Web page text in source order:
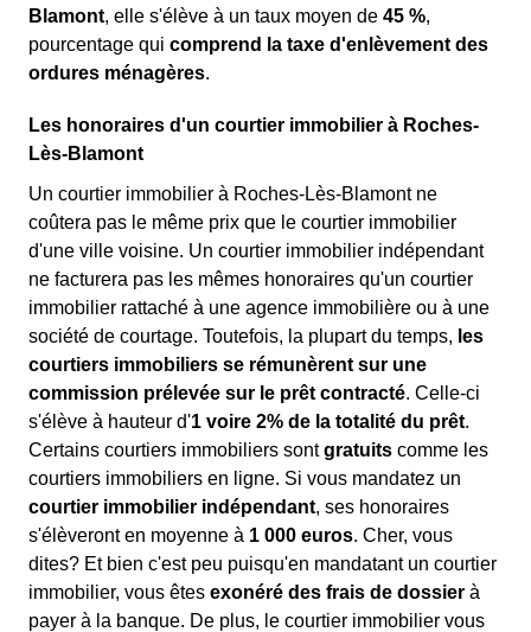
Blamont, elle s'élève à un taux moyen de 45 %,
pourcentage qui comprend la taxe d'enlèvement des
ordures ménagères.
Les honoraires d'un courtier immobilier à Roches-
Lès-Blamont
Un courtier immobilier à Roches-Lès-Blamont ne
coûtera pas le même prix que le courtier immobilier
d'une ville voisine. Un courtier immobilier indépendant
ne facturera pas les mêmes honoraires qu'un courtier
immobilier rattaché à une agence immobilière ou à une
société de courtage. Toutefois, la plupart du temps, les
courtiers immobiliers se rémunèrent sur une
commission prélevée sur le prêt contracté. Celle-ci
s'élève à hauteur d'1 voire 2% de la totalité du prêt.
Certains courtiers immobiliers sontgratuits comme les
courtiers immobiliers en ligne. Si vous mandatez un
courtier immobilier indépendant, ses honoraires
s'élèveront en moyenne à 1 000 euros. Cher, vous
dites? Et bien c'est peu puisqu'en mandatant un courtier
immobilier, vous êtes exonéré des frais de dossier à
payer à la banque. De plus, le courtier immobilier vous